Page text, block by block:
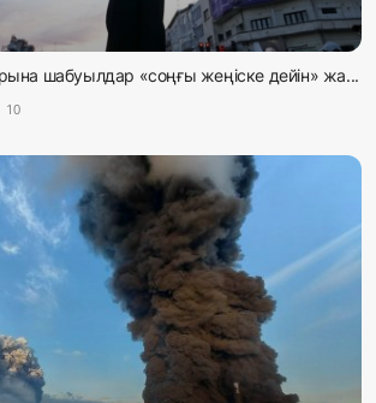
шабуылдар «соңғы жеңіске дейін» жа...
10